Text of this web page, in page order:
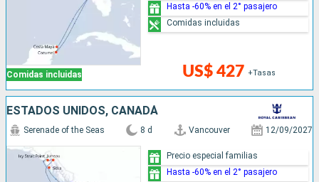
Comidas incluidas US$ 427 +Tasas
Hasta -60% en el 2° pasajero
Comidas incluidas
ESTADOS UNIDOS, CANADÁ
Serenade of the Seas 8 d Vancouver 12/09/2027
Precio especial familias
Hasta -60% en el 2° pasajero